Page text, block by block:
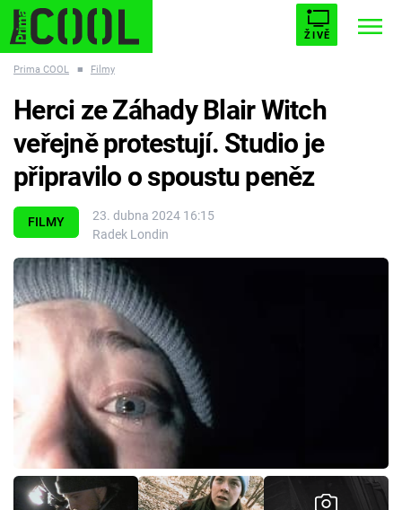
ŽIVĚ
ESCAPE PLNEJ KOTEL AVENGERS 5
Témata
Filmy
Seriály
Cool Esport
Pořady
Prima COOL ■ Filmy
FILMY
23. dubna 2024 16:15
Radek Londin
Herci ze Záhady Blair Witch
veřejně protestují. Studio je
připravilo o spoustu peněz